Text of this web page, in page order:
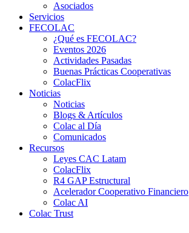
Asociados
Servicios
FECOLAC
¿Qué es FECOLAC?
Eventos 2026
Actividades Pasadas
Buenas Prácticas Cooperativas
ColacFlix
Noticias
Noticias
Blogs & Artículos
Colac al Día
Comunicados
Recursos
Leyes CAC Latam
ColacFlix
R4 GAP Estructural
Acelerador Cooperativo Financiero
Colac AI
Colac Trust